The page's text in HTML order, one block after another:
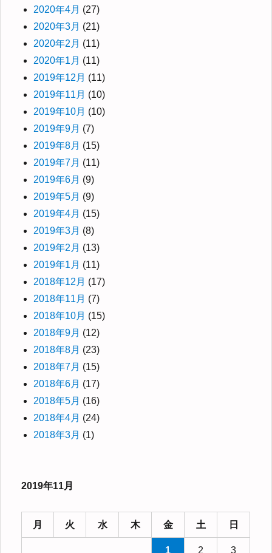
2020年4月 (27)
2020年3月 (21)
2020年2月 (11)
2020年1月 (11)
2019年12月 (11)
2019年11月 (10)
2019年10月 (10)
2019年9月 (7)
2019年8月 (15)
2019年7月 (11)
2019年6月 (9)
2019年5月 (9)
2019年4月 (15)
2019年3月 (8)
2019年2月 (13)
2019年1月 (11)
2018年12月 (17)
2018年11月 (7)
2018年10月 (15)
2018年9月 (12)
2018年8月 (23)
2018年7月 (15)
2018年6月 (17)
2018年5月 (16)
2018年4月 (24)
2018年3月 (1)
2019年11月
月 火 水 木 金 土 日
1 2 3